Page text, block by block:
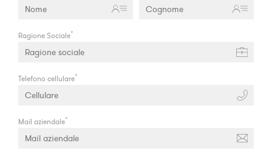
Ragione Sociale*
Telefono cellulare*
Mail aziendale*